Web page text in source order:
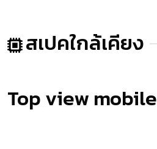
สเปคใกล้เคียง
Top view mobile